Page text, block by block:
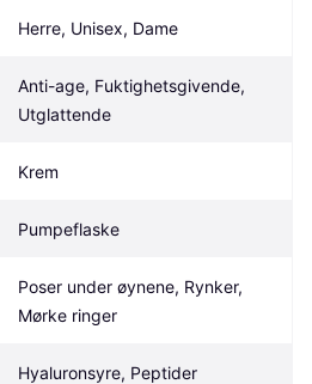
Herre, Unisex, Dame
Anti-age, Fuktighetsgivende,
Utglattende
Krem
Pumpeflaske
Poser under øynene, Rynker,
Mørke ringer
Hyaluronsyre, Peptider